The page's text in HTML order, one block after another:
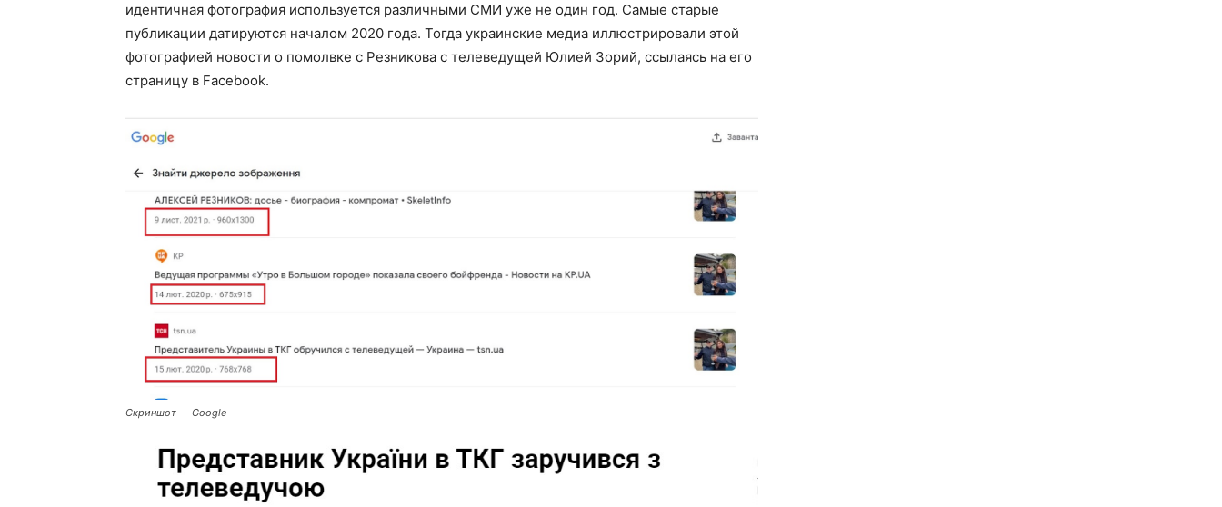
идентичная фотография используется различными СМИ уже не один год. Самые старые
публикации датируются началом 2020 года. Тогда украинские медиа иллюстрировали этой
фотографией новости о помолвке с Резникова с телеведущей Юлией Зорий, ссылаясь на его
страницу в Facebook.
Скриншот — Google